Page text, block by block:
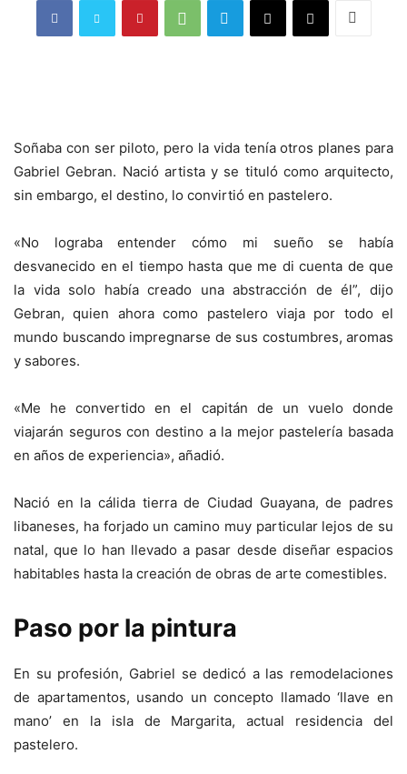
Soñaba con ser piloto, pero la vida tenía otros planes para
Gabriel Gebran. Nació artista y se tituló como arquitecto,
sin embargo, el destino, lo convirtió en pastelero.
«No lograba entender cómo mi sueño se había
desvanecido en el tiempo hasta que me di cuenta de que
la vida solo había creado una abstracción de él”, dijo
Gebran, quien ahora como pastelero viaja por todo el
mundo buscando impregnarse de sus costumbres, aromas
y sabores.
«Me he convertido en el capitán de un vuelo donde
viajarán seguros con destino a la mejor pastelería basada
en años de experiencia», añadió.
Nació en la cálida tierra de Ciudad Guayana, de padres
libaneses, ha forjado un camino muy particular lejos de su
natal, que lo han llevado a pasar desde diseñar espacios
habitables hasta la creación de obras de arte comestibles.
Paso por la pintura
En su profesión, Gabriel se dedicó a las remodelaciones
de apartamentos, usando un concepto llamado ‘llave en
mano’ en la isla de Margarita, actual residencia del
pastelero.